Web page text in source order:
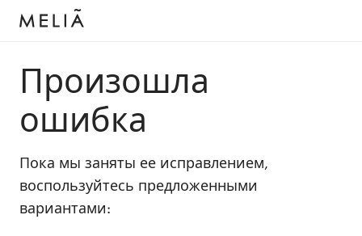
Произошла
ошибка
Пока мы заняты ее исправлением,
воспользуйтесь предложенными
вариантами: